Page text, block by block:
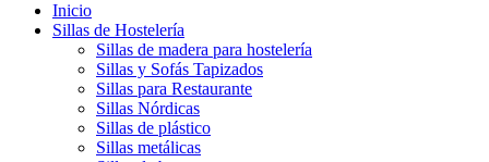
Inicio
Sillas de Hostelería
Sillas de madera para hostelería
Sillas y Sofás Tapizados
Sillas para Restaurante
Sillas Nórdicas
Sillas de plástico
Sillas metálicas